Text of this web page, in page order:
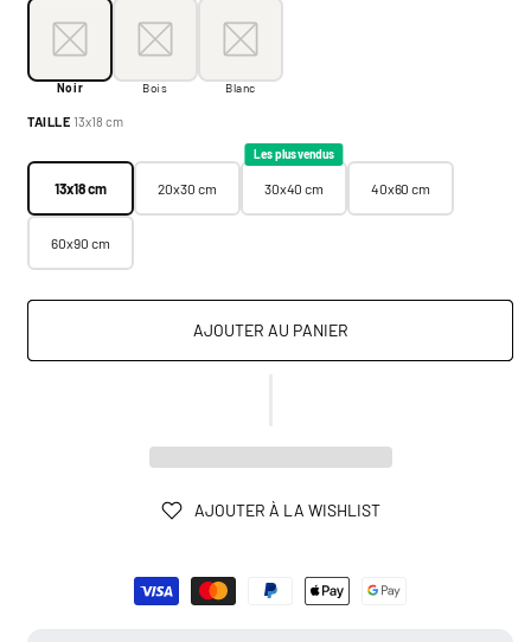
Style de cadre:
Noir Bois Blanc
20x30 cm 30x40 cm
Noir Bois Blanc
TAILLE 13x18 cm
13x18 cm 20x30 cm
Les plus vendus
30x40 cm 40x60 cm
60x90 cm
AJOUTER AU PANIER
AJOUTER À LA WISHLIST